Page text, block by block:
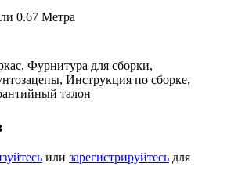
0.67 Метра
Фурнитура для сборки,
Инструкция по сборке,
талон
или зарегистрируйтесь для